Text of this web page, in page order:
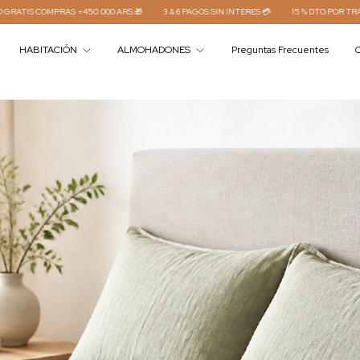
15 % DTO POR TRANSFERENCIA⚡ ENVÍO GRATIS COMPRAS +450.000 ARS 🎁
HABITACIÓN ALMOHADONES Preguntas Frecuentes